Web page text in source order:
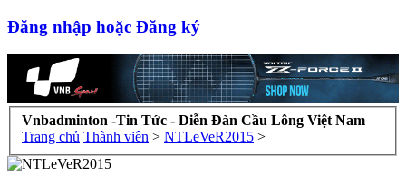
Đăng nhập hoặc Đăng ký
Vnbadminton -Tin Tức - Diễn Đàn Cầu Lông Việt Nam
Trang chủ Thành viên > NTLeVeR2015 >